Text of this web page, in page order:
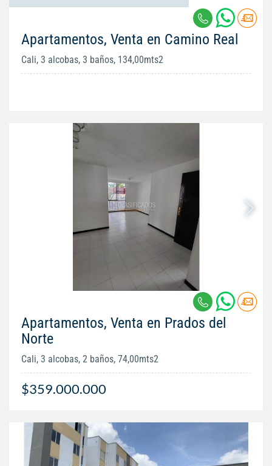
Apartamentos, Venta en Camino Real
Cali, 3 alcobas, 3 baños, 134,00mts2
Apartamentos, Venta en Prados del
Norte
Cali, 3 alcobas, 2 baños, 74,00mts2
$359.000.000